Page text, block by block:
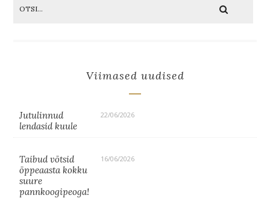
Viimased uudised
Jutulinnud
lendasid kuule
22/06/2026
Taibud võtsid
õppeaasta kokku
suure
pannkoogipeoga!
16/06/2026